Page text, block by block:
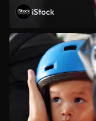
iStock